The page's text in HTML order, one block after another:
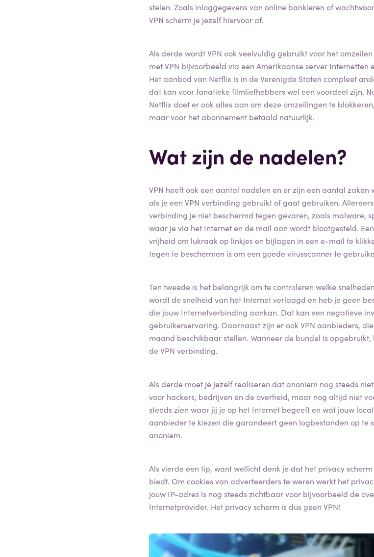
stelen. Zoals inloggegevens van online bankieren of
VPN scherm je jezelf hiervoor af.
Als derde wordt VPN ook veelvuldig gebruikt voor het
met VPN bijvoorbeeld via een Amerikaanse server Internetten
Het aanbod van Netflix is in de Verenigde Staten compleet
dat kan voor fanatieke filmliefhebbers wel een voordeel zijn.
Netflix doet er ook alles aan om deze omzeilingen te
maar voor het abonnement betaald natuurlijk.
Wat zijn de nadelen?
VPN heeft ook een aantal nadelen en er zijn een aantal
als je een VPN verbinding gebruikt of gaat gebruiken.
verbinding je niet beschermd tegen gevaren, zoals malware,
waar je via het Internet en de mail aan wordt blootgesteld.
vrijheid om lukraak op linkjes en bijlagen in een e-mail te
tegen te beschermen is om een goede virusscanner te
Ten tweede is het belangrijk om te controleren welke
wordt de snelheid van het Internet verlaagd en heb je geen
die jouw Internetverbinding aankan. Dat kan een negatieve
gebruikerservaring. Daarnaast zijn er ook VPN aanbieders,
maand beschikbaar stellen. Wanneer de bundel is
de VPN verbinding.
Als derde moet je jezelf realiseren dat anoniem nog steeds
voor hackers, bedrijven en de overheid, maar nog altijd niet
steeds zien waar jij je op het Internet begeeft en wat jouw
aanbieder te kiezen die garandeert geen logbestanden op te
anoniem.
Als vierde een tip, want wellicht denk je dat het privacy
biedt. Om cookies van adverteerders te weren werkt het
jouw IP-adres is nog steeds zichtbaar voor bijvoorbeeld de
Internetprovider. Het privacy scherm is dus geen VPN!